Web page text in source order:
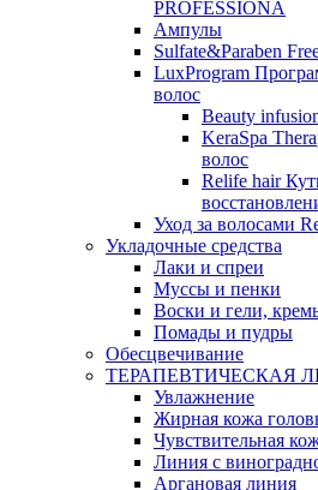
PROFESSIONA
Ампулы
Sulfate&Paraben
LuxProgram
волос
Beauty
KeraSpa
волос
Relife hair
Уход за волосами
Укладочные средства
Лаки и спреи
Муссы и пенки
Воски и гели,
Помады и пудры
Обесцвечивание
ТЕРАПЕВТИЧЕСКАЯ
Увлажнение
Жирная кожа
Чувствительная
Линия c
Аргановая линия